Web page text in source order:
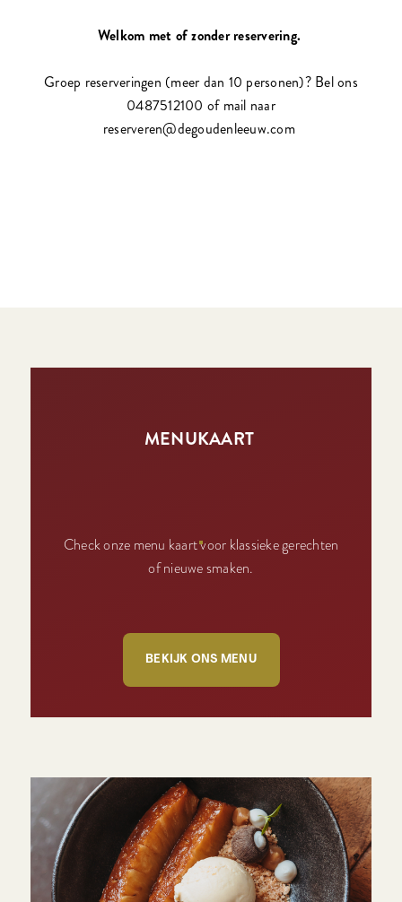
Welkom met of zonder reservering.
Groep reserveringen (meer dan 10 personen)? Bel ons
0487512100 of mail naar
reserveren@degoudenleeuw.com
MENUKAART
Check onze menu kaart voor klassieke gerechten
of nieuwe smaken.
BEKIJK ONS MENU